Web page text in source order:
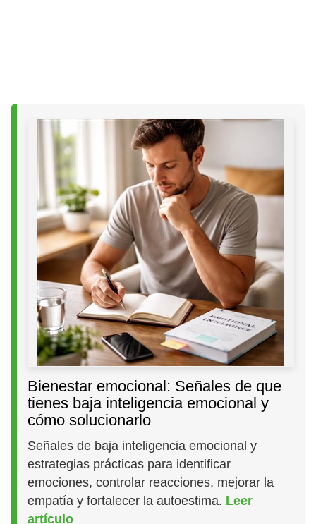
Bienestar emocional: Señales de que
tienes baja inteligencia emocional y
cómo solucionarlo
Señales de baja inteligencia emocional y
estrategias prácticas para identificar
emociones, controlar reacciones, mejorar la
empatía y fortalecer la autoestima. Leer
artículo